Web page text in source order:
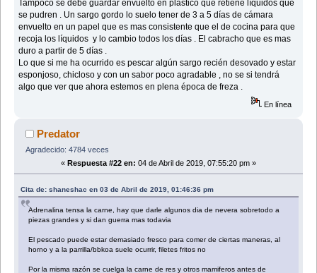
Tampoco se debe guardar envuelto en plástico que retiene líquidos que
se pudren . Un sargo gordo lo suelo tener de 3 a 5 días de cámara
envuelto en un papel que es mas consistente que el de cocina para que
recoja los líquidos y lo cambio todos los días . El cabracho que es mas
duro a partir de 5 días .
Lo que si me ha ocurrido es pescar algún sargo recién desovado y estar
esponjoso, chicloso y con un sabor poco agradable , no se si tendrá
algo que ver que ahora estemos en plena época de freza .
En línea
Predator
Agradecido: 4784 veces
« Respuesta #22 en: 04 de Abril de 2019, 07:55:20 pm »
Cita de: shaneshac en 03 de Abril de 2019, 01:46:36 pm
Adrenalina tensa la carne, hay que darle algunos dia de nevera sobretodo a
piezas grandes y si dan guerra mas todavia
El pescado puede estar demasiado fresco para comer de ciertas maneras, al
horno y a la parrilla/bbkoa suele ocurrir, filetes fritos no
Por la misma razón se cuelga la carne de res y otros mamiferos antes de